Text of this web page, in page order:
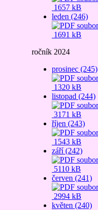
1657 kB
leden (246)
1691 kB
ročník 2024
prosinec (245)
1320 kB
listopad (244)
3171 kB
říjen (243)
1543 kB
září (242)
5110 kB
červen (241)
2994 kB
květen (240)